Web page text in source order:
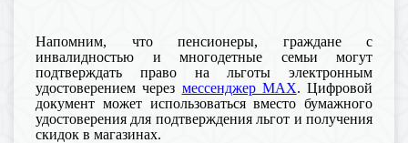
Напомним, что пенсионеры, граждане с
инвалидностью и многодетные семьи могут
подтверждать право на льготы электронным
удостоверением через мессенджер MAX. Цифровой
документ может использоваться вместо бумажного
удостоверения для подтверждения льгот и получения
скидок в магазинах.